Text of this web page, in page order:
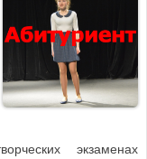
экзаменах